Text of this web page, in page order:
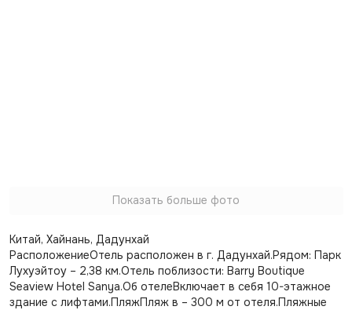
Показать больше фото
Китай, Хайнань, Дадунхай
РасположениеОтель расположен в г. Дадунхай.Рядом: Парк
Лухуэйтоу – 2,38 км.Отель поблизости: Barry Boutique
Seaview Hotel Sanya.Об отелеВключает в себя 10-этажное
здание с лифтами.ПляжПляж в – 300 м от отеля.Пляжные